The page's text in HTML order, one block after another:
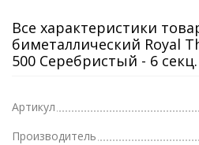
Все характеристики
биметаллический Royal
500 Серебристый - 6 секц.
Артикул
Производитель